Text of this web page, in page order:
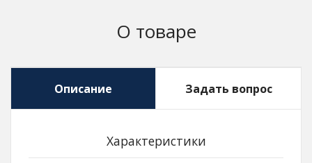
О товаре
Описание Задать вопрос
Характеристики